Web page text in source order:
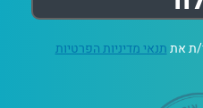
ת אתתנאי מדיניות הפרטיות